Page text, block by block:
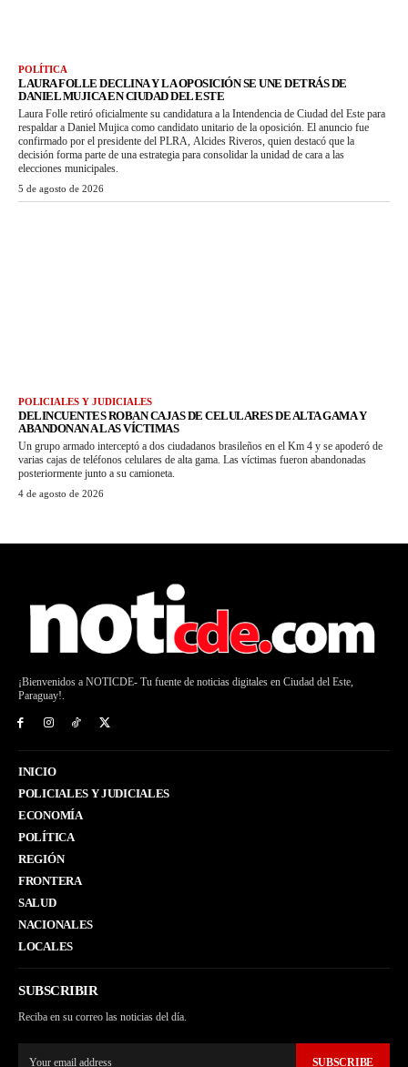
POLÍTICA
LAURA FOLLE DECLINA Y LA OPOSICIÓN SE UNE DETRÁS DE
DANIEL MUJICA EN CIUDAD DEL ESTE
Laura Folle retiró oficialmente su candidatura a la Intendencia de Ciudad del Este para
respaldar a Daniel Mujica como candidato unitario de la oposición. El anuncio fue
confirmado por el presidente del PLRA, Alcides Riveros, quien destacó que la
decisión forma parte de una estrategia para consolidar la unidad de cara a las
elecciones municipales.
5 de agosto de 2026
POLICIALES Y JUDICIALES
DELINCUENTES ROBAN CAJAS DE CELULARES DE ALTA GAMA Y
ABANDONAN A LAS VÍCTIMAS
Un grupo armado interceptó a dos ciudadanos brasileños en el Km 4 y se apoderó de
varias cajas de teléfonos celulares de alta gama. Las víctimas fueron abandonadas
posteriormente junto a su camioneta.
4 de agosto de 2026
¡Bienvenidos a NOTICDE- Tu fuente de noticias digitales en Ciudad del Este,
Paraguay!.
INICIO
POLICIALES Y JUDICIALES
ECONOMÍA
POLÍTICA
REGIÓN
FRONTERA
SALUD
NACIONALES
LOCALES
SUBSCRIBIR
Reciba en su correo las noticias del día.
SUBSCRIBE